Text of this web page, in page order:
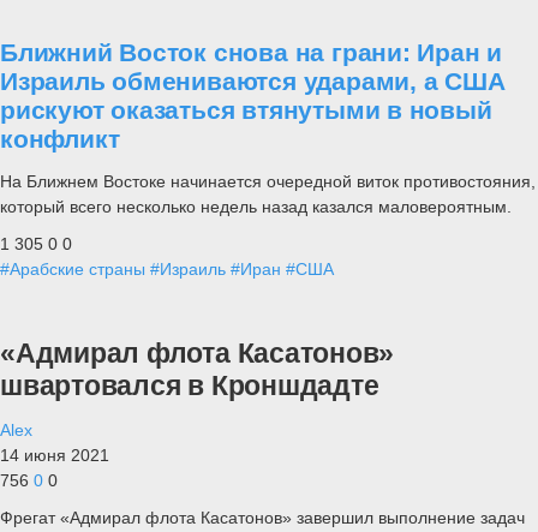
Ближний Восток снова на грани: Иран и
Израиль обмениваются ударами, а США
рискуют оказаться втянутыми в новый
конфликт
На Ближнем Востоке начинается очередной виток противостояния,
который всего несколько недель назад казался маловероятным.
1 305 0 0
#Арабские страны #Израиль #Иран #США
«Адмирал флота Касатонов»
швартовался в Кроншдадте
Alex
14 июня 2021
756 0 0
Фрегат «Адмирал флота Касатонов» завершил выполнение задач